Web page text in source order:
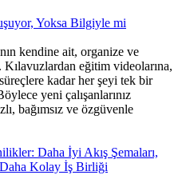
Yoksa Bilgiyle mi
kendine ait, organize ve
eğitim videolarına,
kadar her şeyi tek bir
yeni çalışanlarınız
bağımsız ve özgüvenle